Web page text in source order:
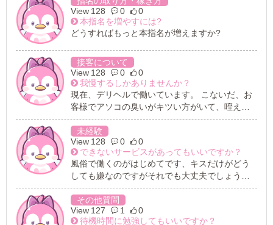
128
0
0
本指名を増やすには?
どうすればもっと本指名が増えますか?
接客について
128
0
0
我慢するしかありませんか？
現在、デリヘルで働いています。 こないだ、お
客様でアソコの臭いがキツい方がいて、咥えて
ほしいと言われとても辛かったです。 こういう
時って断ってもいいんでしょうか？ゴム付きと
かでお願いしたら、怒られますか？
未経験
128
0
0
できないサービスがあってもいいですか？
風俗で働くのがはじめてです、キスだけがどう
しても嫌なのですがそれでも大丈夫でしょう
か？
その他質問
127
1
0
待機時間に勉強してもいいですか？